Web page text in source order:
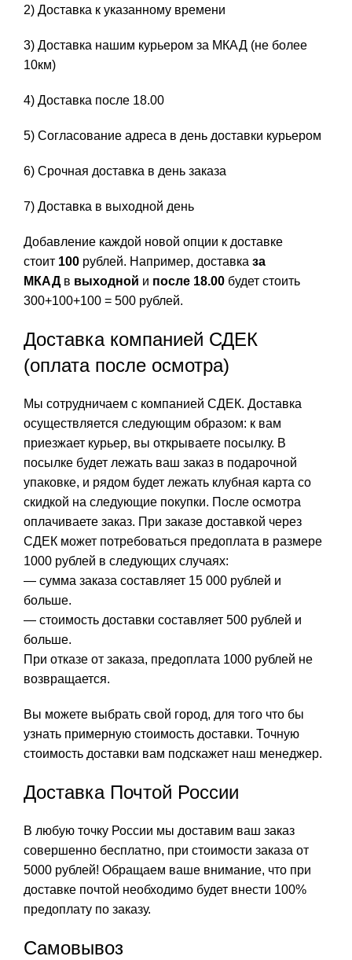
2) Доставка к указанному времени
3) Доставка нашим курьером за МКАД (не более
10км)
4) Доставка после 18.00
5) Согласование адреса в день доставки курьером
6) Срочная доставка в день заказа
7) Доставка в выходной день
Добавление каждой новой опции к доставке
стоит 100 рублей. Например, доставка за
МКАДв выходной и после 18.00 будет стоить
300+100+100 = 500 рублей.
Доставка компанией СДЕК
(оплата после осмотра)
Мы сотрудничаем с компанией СДЕК. Доставка
осуществляется следующим образом: к вам
приезжает курьер, вы открываете посылку. В
посылке будет лежать ваш заказ в подарочной
упаковке, и рядом будет лежать клубная карта со
скидкой на следующие покупки. После осмотра
оплачиваете заказ. При заказе доставкой через
СДЕК может потребоваться предоплата в размере
1000 рублей в следующих случаях:
— сумма заказа составляет 15 000 рублей и
больше.
— стоимость доставки составляет 500 рублей и
больше.
При отказе от заказа, предоплата 1000 рублей не
возвращается.
Вы можете выбрать свой город, для того что бы
узнать примерную стоимость доставки. Точную
стоимость доставки вам подскажет наш менеджер.
Доставка Почтой России
В любую точку России мы доставим ваш заказ
совершенно бесплатно, при стоимости заказа от
5000 рублей! Обращаем ваше внимание, что при
доставке почтой необходимо будет внести 100%
предоплату по заказу.
Самовывоз